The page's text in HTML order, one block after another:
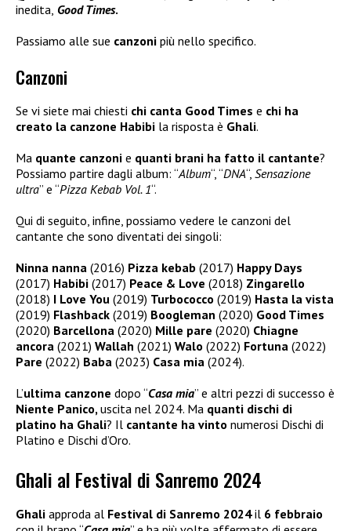
inedita, Good Times.
Passiamo alle sue canzoni più nello specifico.
Canzoni
Se vi siete mai chiesti chi canta Good Times e chi ha
creato la canzone Habibi la risposta è Ghali.
Ma quante canzoni e quanti brani ha fatto il cantante?
Possiamo partire dagli album: “Album“, “DNA“, Sensazione
ultra” e “Pizza Kebab Vol. 1“.
Qui di seguito, infine, possiamo vedere le canzoni del
cantante che sono diventati dei singoli:
Ninna nanna (2016) Pizza kebab (2017) Happy Days
(2017) Habibi (2017) Peace & Love (2018) Zingarello
(2018) I Love You (2019) Turbococco (2019) Hasta la vista
(2019) Flashback (2019) Boogleman (2020) Good Times
(2020) Barcellona (2020) Mille pare (2020) Chiagne
ancora (2021) Wallah (2021) Walo (2022) Fortuna (2022)
Pare (2022) Baba (2023) Casa mia (2024).
L’ultima canzone dopo “Casa mia” e altri pezzi di successo è
Niente Panico, uscita nel 2024. Ma quanti dischi di
platino ha Ghali? Il cantante ha vinto numerosi Dischi di
Platino e Dischi d’Oro.
Ghali al Festival di Sanremo 2024
Ghali approda al Festival di Sanremo 2024il 6 febbraio